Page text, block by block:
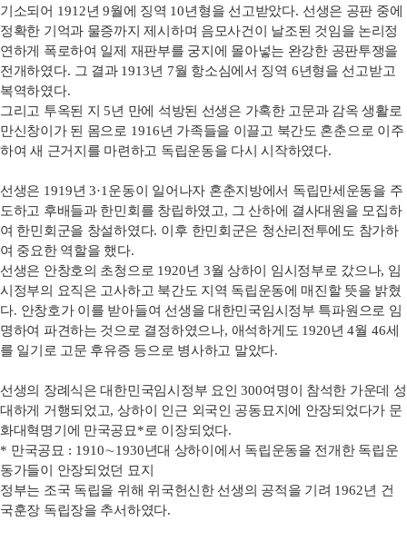
기소되어 1912년9월에 징역 10년형을 선고받았다. 선생은 공판 중에
정확한 기억과 물증까지 제시하며 음모사건이 날조된 것임을 논리정
연하게 폭로하여 일제 재판부를 궁지에 몰아넣는 완강한 공판투쟁을
전개하였다. 그 결과 1913년 7월 항소심에서 징역 6년형을 선고받고
복역하였다.
그리고 투옥된 지 5년 만에 석방된 선생은 가혹한 고문과 감옥 생활로
만신창이가 된 몸으로 1916년 가족들을 이끌고 북간도 혼춘으로 이주
하여 새 근거지를 마련하고 독립운동을 다시 시작하였다.
선생은 1919년3·1 운동이 일어나자 혼춘지방에서 독립만세운동을 주
도하고 후배들과 한민회를 창립하였고, 그 산하에 결사대원을 모집하
여 한민회군을 창설하였다. 이후 한민회군은 청산리전투에도 참가하
여 중요한 역할을 했다.
선생은 안창호의 초청으로 1920년 3월 상하이 임시정부로 갔으나, 임
시정부의 요직은 고사하고 북간도 지역 독립운동에 매진할 뜻을 밝혔
다. 안창호가 이를 받아들여 선생을 대한민국임시정부 특파원으로 임
명하여 파견하는 것으로 결정하였으나, 애석하게도 1920년4월 46세
를 일기로 고문 후유증 등으로 병사하고 말았다.
선생의 장례식은 대한민국임시정부 요인300여명이 참석한 가운데 성
대하게 거행되었고,상하이 인근 외국인 공동묘지에 안장되었다가 문
화대혁명기에 만국공묘*로 이장되었다.
* 만국공묘 : 1910∼1930년대 상하이에서 독립운동을 전개한 독립운
동가들이 안장되었던 묘지
정부는 조국 독립을 위해 위국헌신한 선생의 공적을 기려 1962년 건
국훈장 독립장을 추서하였다.